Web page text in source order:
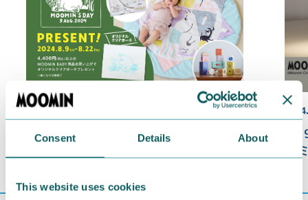
Consent Details About
This website uses cookies
2024.08.09
8/22 (木)までDADWAYでノベルティプ
8